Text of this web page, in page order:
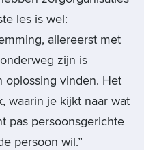
les is wel:
allereerst met
zijn is
oplossing vinden. Het
waarin je kijkt naar wat
pas persoonsgerichte
persoon wil.”